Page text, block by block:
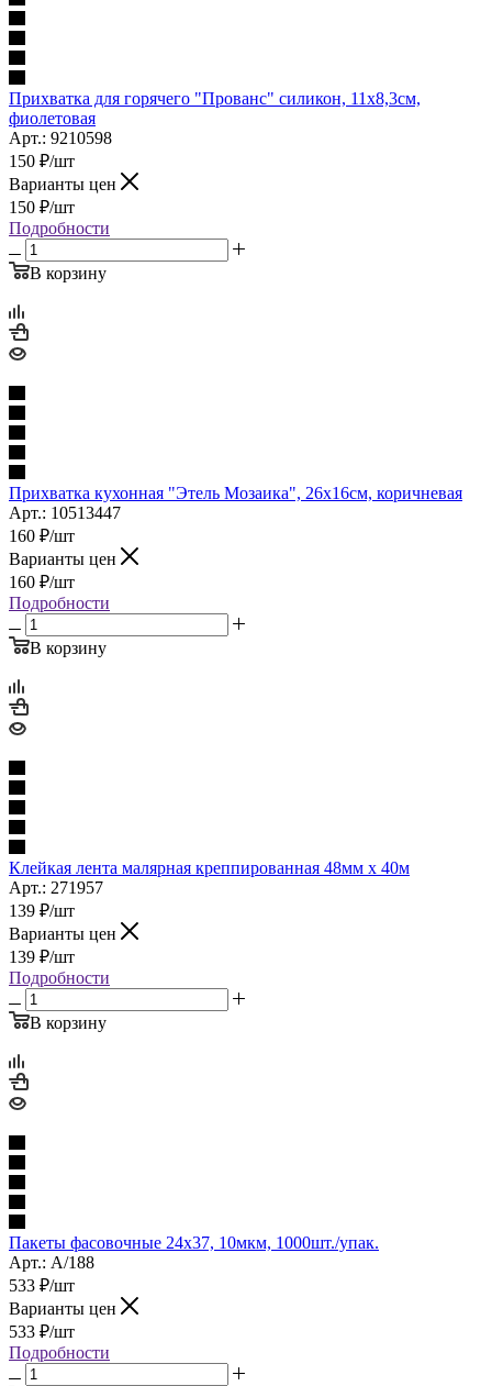
Прихватка для горячего "Прованс" силикон, 11х8,3см,
фиолетовая
Арт.: 9210598
150 ₽/шт
Варианты цен
150 ₽/шт
Подробности
В корзину
Прихватка кухонная "Этель Мозаика", 26х16см, коричневая
Арт.: 10513447
160 ₽/шт
Варианты цен
160 ₽/шт
Подробности
В корзину
Клейкая лента малярная креппированная 48мм x 40м
Арт.: 271957
139 ₽/шт
Варианты цен
139 ₽/шт
Подробности
В корзину
Пакеты фасовочные 24х37, 10мкм, 1000шт./упак.
Арт.: А/188
533 ₽/шт
Варианты цен
533 ₽/шт
Подробности